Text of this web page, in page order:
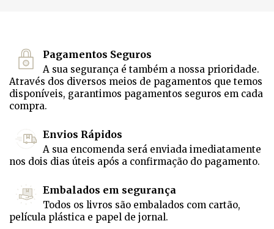
Pagamentos Seguros
A sua segurança é também a nossa prioridade.
Através dos diversos meios de pagamentos que temos
disponíveis, garantimos pagamentos seguros em cada
compra.
Envios Rápidos
A sua encomenda será enviada imediatamente
nos dois dias úteis após a confirmação do pagamento.
Embalados em segurança
Todos os livros são embalados com cartão,
película plástica e papel de jornal.